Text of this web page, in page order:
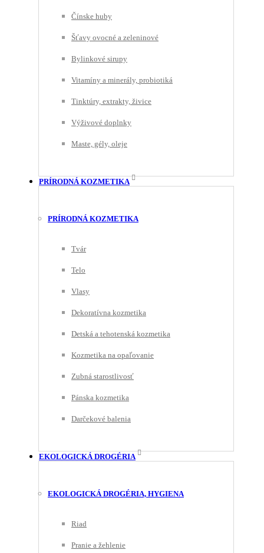
Čínske huby
Šťavy ovocné a zeleninové
Bylinkové sirupy
Vitamíny a minerály, probiotiká
Tinktúry, extrakty, živice
Výživové doplnky
Maste, gély, oleje
PRÍRODNÁ KOZMETIKA
PRÍRODNÁ KOZMETIKA
Tvár
Telo
Vlasy
Dekoratívna kozmetika
Detská a tehotenská kozmetika
Kozmetika na opaľovanie
Zubná starostlivosť
Pánska kozmetika
Darčekové balenia
EKOLOGICKÁ DROGÉRIA
EKOLOGICKÁ DROGÉRIA, HYGIENA
Riad
Pranie a žehlenie